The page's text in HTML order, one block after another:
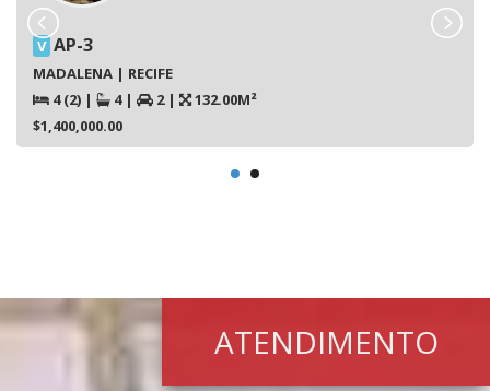
V AP-3
MADALENA | RECIFE
4 (2) | 4 | 2 |
132.00M²
$1,400,000.00
ATENDIMENTO